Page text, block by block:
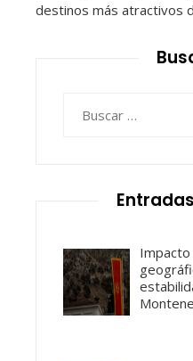
destinos más atractivos
Impacto